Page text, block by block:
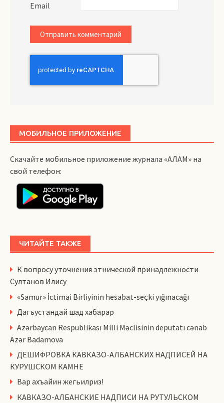
Email
МОБИЛЬНОЕ ПРИЛОЖЕНИЕ
Скачайте мобильное приложение журнала «АЛАМ» на
свой телефон:
ЧИТАЙТЕ ТАКЖЕ
К вопросу уточнения этнической принадлежности
Султанов Илису
«Samur» İctimai Birliyinin hesabat-seçki yığınacağı
Дагъустандай шад хабарар
Azərbaycan Respublikası Milli Məclisinin deputatı cənab
Azər Badamova
ДЕШИФРОВКА КАВКАЗО-АЛБАНСКИХ НАДПИСЕЙ НА
КУРУШСКОМ КАМНЕ
Вар ахъайин жегьилриз!
КАВКАЗО-АЛБАНСКИЕ НАДПИСИ НА РУТУЛЬСКОМ